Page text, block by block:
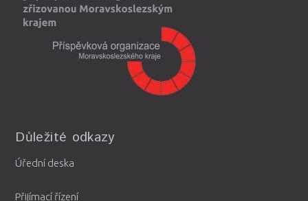
Důležité odkazy
Úřední deska
Přijímací řízení